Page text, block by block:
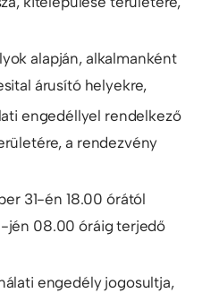
alapján, alkalmanként
árusító helyekre,
engedéllyel rendelkező
a rendezvény
31-én 18.00 órától
jén 08.00 óráig terjedő
engedély jogosultja,